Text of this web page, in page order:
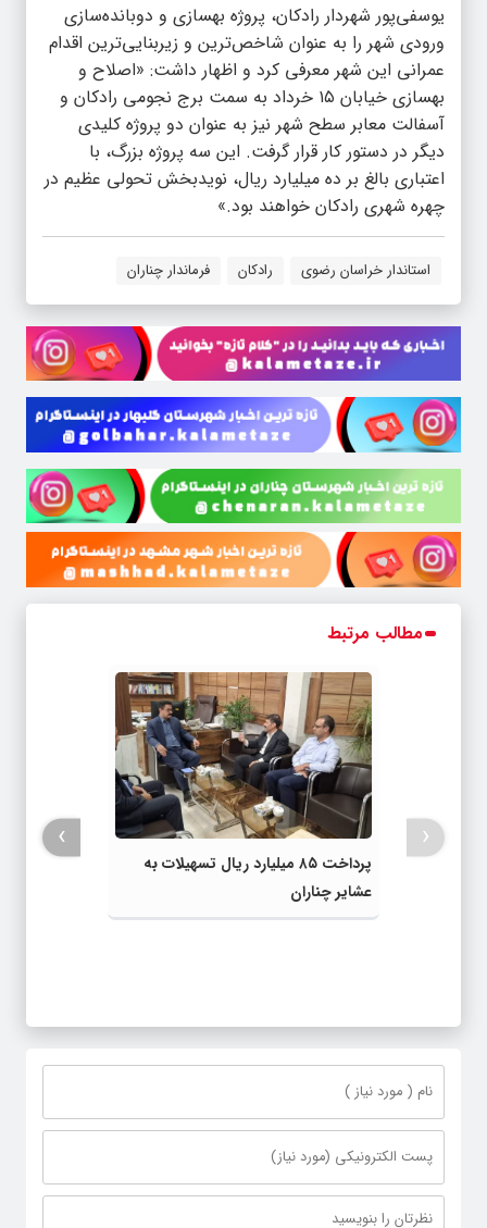
یوسفی‌پور شهردار رادکان، پروژه بهسازی و دوبانده‌سازی
ورودی شهر را به عنوان شاخص‌ترین و زیربنایی‌ترین اقدام
عمرانی این شهر معرفی کرد و اظهار داشت: «اصلاح و
بهسازی خیابان ۱۵ خرداد به سمت برج نجومی رادکان و
آسفالت معابر سطح شهر نیز به عنوان دو پروژه کلیدی
دیگر در دستور کار قرار گرفت. این سه پروژه بزرگ، با
اعتباری بالغ بر ده میلیارد ریال، نویدبخش تحولی عظیم در
چهره شهری رادکان خواهند بود.»
استاندار خراسان رضوی رادکان فرماندار چناران
مطالب مرتبط
پرداخت ۸۵ میلیارد ریال تسهیلات به
عشایر چناران
‹
›